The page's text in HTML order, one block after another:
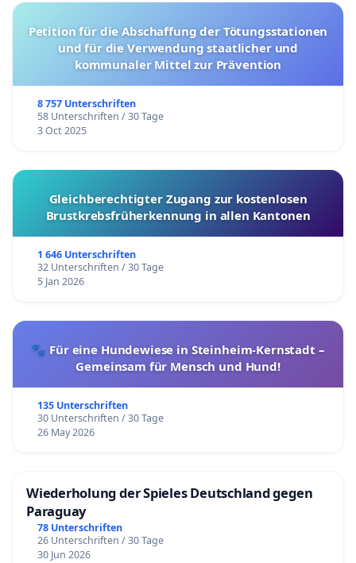
Petition für die Abschaffung der Tötungsstationen
und für die Verwendung staatlicher und
kommunaler Mittel zur Prävention
8 757 Unterschriften
58 Unterschriften / 30 Tage
3 Oct 2025
Gleichberechtigter Zugang zur kostenlosen
Brustkrebsfrüherkennung in allen Kantonen
1 646 Unterschriften
32 Unterschriften / 30 Tage
5 Jan 2026
🐾 Für eine Hundewiese in Steinheim-Kernstadt –
Gemeinsam für Mensch und Hund!
135 Unterschriften
30 Unterschriften / 30 Tage
26 May 2026
Wiederholung der Spieles Deutschland gegen
Paraguay
78 Unterschriften
26 Unterschriften / 30 Tage
30 Jun 2026